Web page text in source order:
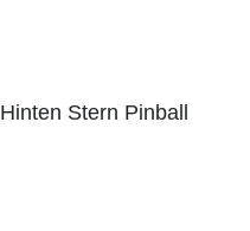
Stern Pinball